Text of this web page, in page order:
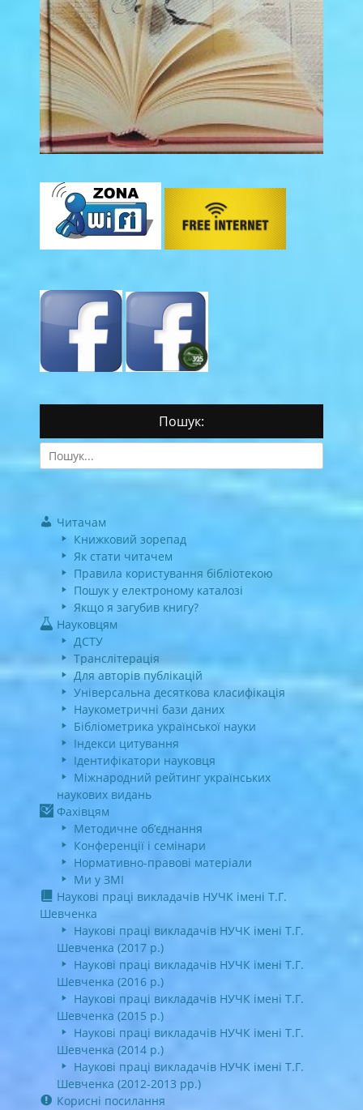
Пошук:
Search
for:
Читачам
Книжковий зорепад
Як стати читачем
Правила користування бібліотекою
Пошук у електроному каталозі
Якщо я загубив книгу?
Науковцям
ДСТУ
Транслітерація
Для авторів публікацій
Універсальна десяткова класифікація
Наукометричні бази даних
Бібліометрика української науки
Індекси цитування
Ідентифікатори науковця
Міжнародний рейтинг українських
наукових видань
Фахівцям
Методичне об’єднання
Конференції і семінари
Нормативно-правові матеріали
Ми у ЗМІ
Наукові праці викладачів НУЧК імені Т.Г.
Шевченка
Наукові праці викладачів НУЧК імені Т.Г.
Шевченка (2017 р.)
Наукові праці викладачів НУЧК імені Т.Г.
Шевченка (2016 р.)
Наукові праці викладачів НУЧК імені Т.Г.
Шевченка (2015 р.)
Наукові праці викладачів НУЧК імені Т.Г.
Шевченка (2014 р.)
Наукові праці викладачів НУЧК імені Т.Г.
Шевченка (2012-2013 рр.)
Корисні посилання